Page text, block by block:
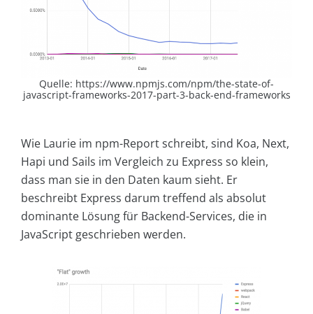
Quelle: https://www.npmjs.com/npm/the-state-of-
javascript-frameworks-2017-part-3-back-end-frameworks
Wie Laurie im npm-Report schreibt, sind Koa, Next,
Hapi und Sails im Vergleich zu Express so klein,
dass man sie in den Daten kaum sieht. Er
beschreibt Express darum treffend als absolut
dominante Lösung für Backend-Services, die in
JavaScript geschrieben werden.